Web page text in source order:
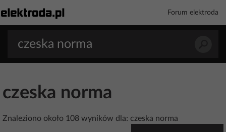
Forum elektroda
czeska norma
Znaleziono około 108 wyników dla: czeska norma